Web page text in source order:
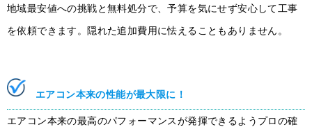
地域最安値への挑戦と無料処分で、予算を気にせず安心して工事
を依頼できます。隠れた追加費用に怯えることもありません。
エアコン本来の性能が最大限に！
エアコン本来の最高のパフォーマンスが発揮できるようプロの確